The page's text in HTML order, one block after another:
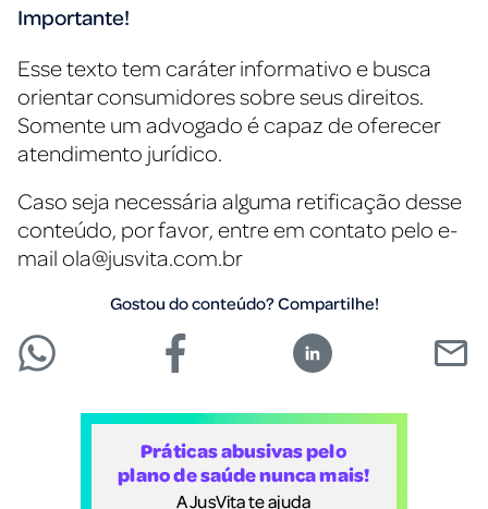
Importante!
Esse texto tem caráter informativo e busca
orientar consumidores sobre seus direitos.
Somente um advogado é capaz de oferecer
atendimento jurídico.
Caso seja necessária alguma retificação desse
conteúdo, por favor, entre em contato pelo e-
mailola@jusvita.com.br
Gostou do conteúdo? Compartilhe!